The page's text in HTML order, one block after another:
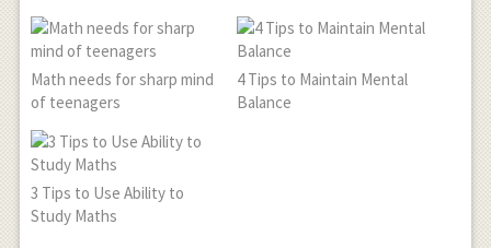
Math needs for sharp mind
of teenagers
4 Tips to Maintain Mental
Balance
3 Tips to Use Ability to
Study Maths